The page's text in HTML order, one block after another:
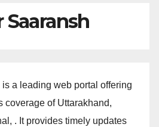
Saaransh
a leading web portal offering
coverage of Uttarakhand,
. It provides timely updates